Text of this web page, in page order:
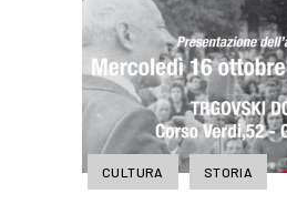
CULTURA STORIA